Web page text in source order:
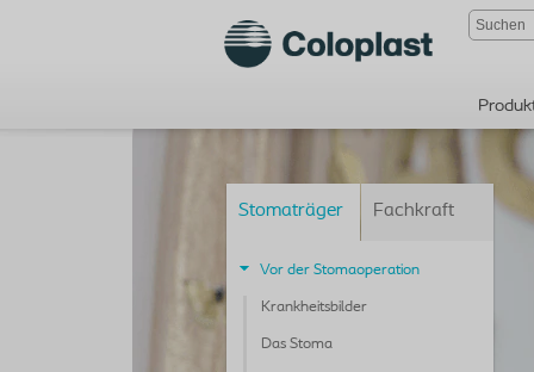
Stomaträger
Vor der Stomaoperation
Krankheitsbilder
Das Stoma
Fachkraft